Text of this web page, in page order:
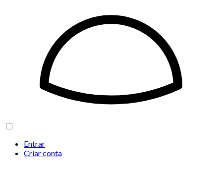
Entrar
Criar conta